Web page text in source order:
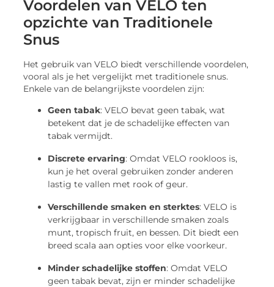
Voordelen van VELO ten
opzichte van Traditionele
Snus
Het gebruik van VELO biedt verschillende voordelen,
vooral als je het vergelijkt met traditionele snus.
Enkele van de belangrijkste voordelen zijn:
Geen tabak: VELO bevat geen tabak, wat
betekent dat je de schadelijke effecten van
tabak vermijdt.
Discrete ervaring: Omdat VELO rookloos is,
kun je het overal gebruiken zonder anderen
lastig te vallen met rook of geur.
Verschillende smaken en sterktes: VELO is
verkrijgbaar in verschillende smaken zoals
munt, tropisch fruit, en bessen. Dit biedt een
breed scala aan opties voor elke voorkeur.
Minder schadelijke stoffen: Omdat VELO
geen tabak bevat, zijn er minder schadelijke